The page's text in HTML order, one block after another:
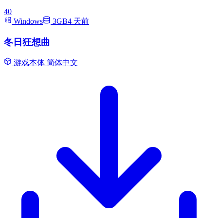
40
Windows
3GB4 天前
冬日狂想曲
游戏本体 简体中文